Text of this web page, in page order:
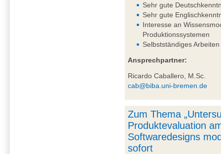
Sehr gute
Sehr gute
Interesse an
Produktionssystemen
Selbstständiges
Ansprechpartner:
Ricardo Caballero, M.Sc.
cab@biba.uni-bremen.de
Zum Thema
Produktevaluation
Softwaredesigns
sofort